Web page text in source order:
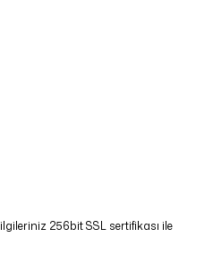
256bit SSL sertifikası ile